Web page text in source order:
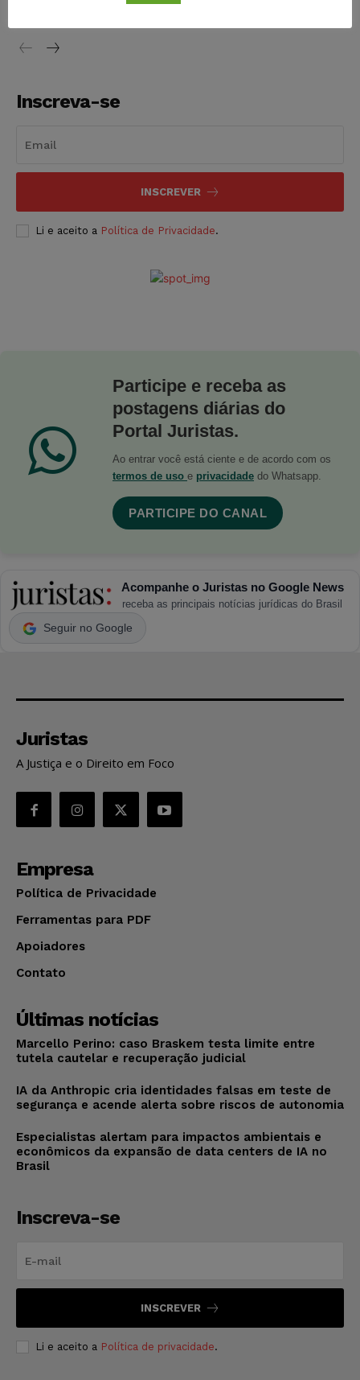
Inscreva-se
INSCREVER
Li e aceito a Política de Privacidade.
Participe e receba as
postagens diárias do
Portal Juristas.
Ao entrar você está ciente e de acordo com os
termos de uso e privacidade do Whatsapp.
PARTICIPE DO CANAL
Acompanhe o Juristas no Google News
receba as principais notícias jurídicas do Brasil
Seguir no Google
Juristas
A Justiça e o Direito em Foco
Empresa
Política de Privacidade
Ferramentas para PDF
Apoiadores
Contato
Últimas notícias
Marcello Perino: caso Braskem testa limite entre
tutela cautelar e recuperação judicial
IA da Anthropic cria identidades falsas em teste de
segurança e acende alerta sobre riscos de autonomia
Especialistas alertam para impactos ambientais e
econômicos da expansão de data centers de IA no
Brasil
Inscreva-se
INSCREVER
Li e aceito a Política de privacidade.